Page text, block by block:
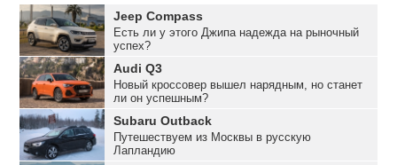
Jeep Compass
Есть ли у этого Джипа надежда на рыночный
успех?
Audi Q3
Новый кроссовер вышел нарядным, но станет
ли он успешным?
Subaru Outback
Путешествуем из Москвы в русскую
Лапландию